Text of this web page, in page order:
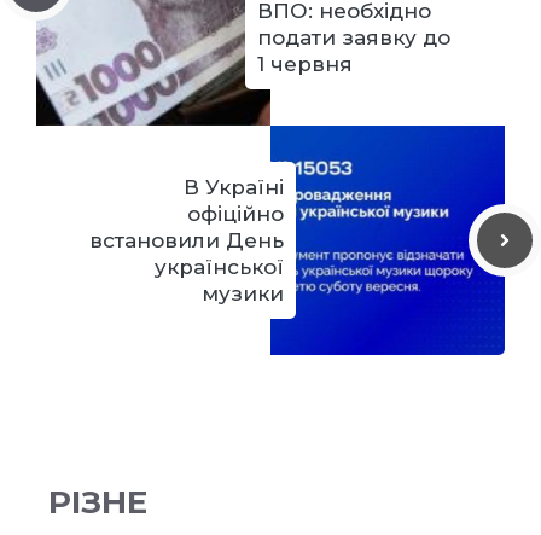
ВПО: необхідно
подати заявку до
1 червня
В Україні
офіційно
встановили День
української
музики
РІЗНЕ